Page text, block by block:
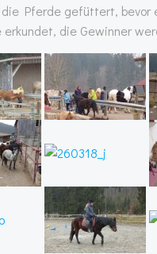
Pferde gefüttert, bevor
die Gewinner